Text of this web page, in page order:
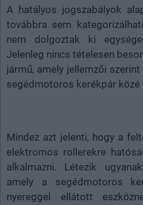
A hatályos jogszabályok
továbbra sem
nem dolgoztak ki
Jelenleg nincs tételesen
jármű, amely jellemzői
segédmotoros kerékpár közé
Mindez azt jelenti, hogy a
elektromos rollerekre
alkalmazni. Létezik
amely a segédmotoros
nyereggel ellátott